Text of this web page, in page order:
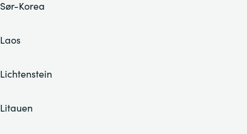
Sør-Korea
Laos
Lichtenstein
Litauen